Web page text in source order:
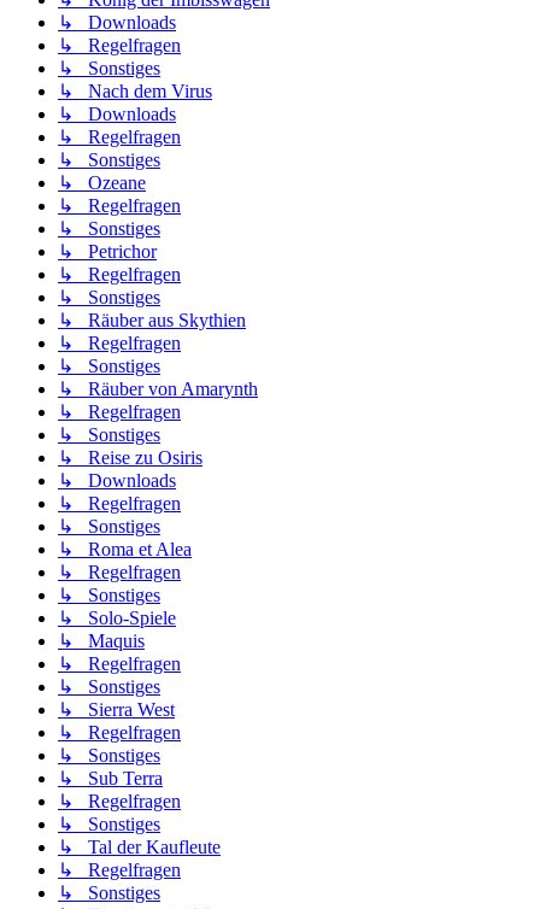
↳ Downloads
↳ Regelfragen
↳ Sonstiges
↳ Nach dem Virus
↳ Downloads
↳ Regelfragen
↳ Sonstiges
↳ Ozeane
↳ Regelfragen
↳ Sonstiges
↳ Petrichor
↳ Regelfragen
↳ Sonstiges
↳ Räuber aus Skythien
↳ Regelfragen
↳ Sonstiges
↳ Räuber von Amarynth
↳ Regelfragen
↳ Sonstiges
↳ Reise zu Osiris
↳ Downloads
↳ Regelfragen
↳ Sonstiges
↳ Roma et Alea
↳ Regelfragen
↳ Sonstiges
↳ Solo-Spiele
↳ Maquis
↳ Regelfragen
↳ Sonstiges
↳ Sierra West
↳ Regelfragen
↳ Sonstiges
↳ Sub Terra
↳ Regelfragen
↳ Sonstiges
↳ Tal der Kaufleute
↳ Regelfragen
↳ Sonstiges